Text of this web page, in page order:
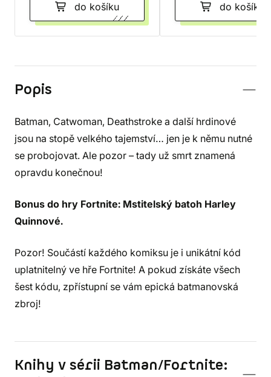
do košíku do košíku
Popis
Batman, Catwoman, Deathstroke a další hrdinové
jsou na stopě velkého tajemství… jen je k němu nutné
se probojovat. Ale pozor – tady už smrt znamená
opravdu konečnou!
Bonus do hry Fortnite: Mstitelský batoh Harley
Quinnové.
Pozor! Součástí každého komiksu je i unikátní kód
uplatnitelný ve hře Fortnite! A pokud získáte všech
šest kódu, zpřístupní se vám epická batmanovská
zbroj!
Knihy v sérii Batman/Fortnite: